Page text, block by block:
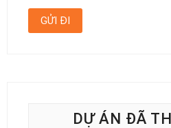
DỰ ÁN ĐÃ